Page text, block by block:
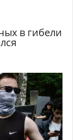
в гибели